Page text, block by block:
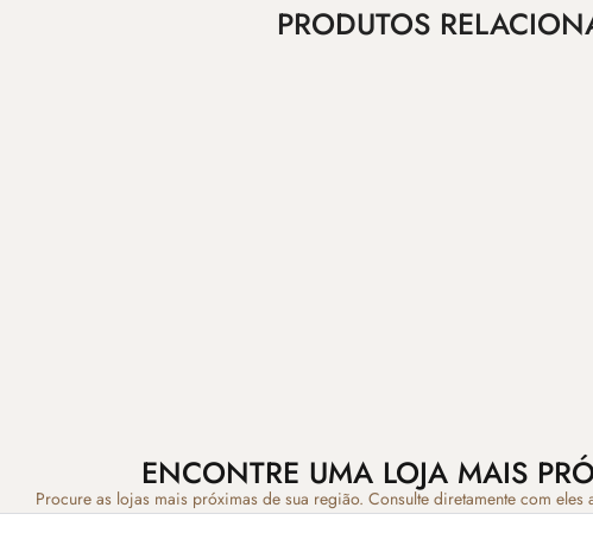
PRODUTOS
ENCONTRE UMA LOJA MAIS
Procure as lojas mais próximas de sua região. Consulte diretamente com